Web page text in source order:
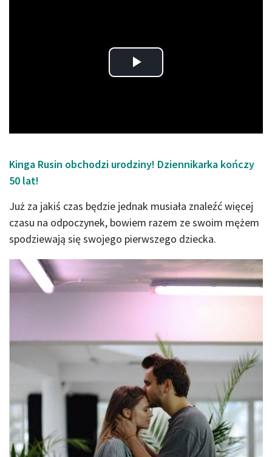
Play
Kinga Rusin obchodzi urodziny! Dziennikarka kończy
50 lat!
Już za jakiś czas będzie jednak musiała znaleźć więcej
czasu na odpoczynek, bowiem razem ze swoim mężem
spodziewają się swojego pierwszego dziecka.